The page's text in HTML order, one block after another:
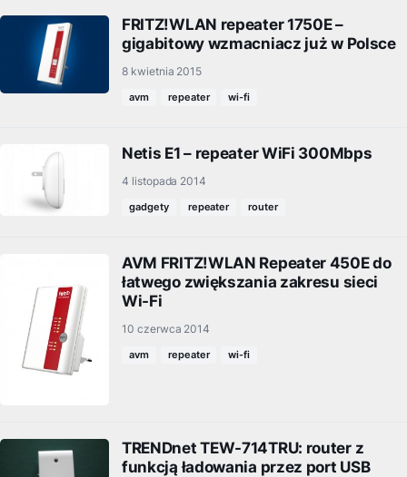
FRITZ!WLAN repeater 1750E –
gigabitowy wzmacniacz już w Polsce
8 kwietnia 2015
avm repeater wi-fi
Netis E1 – repeater WiFi 300Mbps
4 listopada 2014
gadgety repeater router
AVM FRITZ!WLAN Repeater 450E do
łatwego zwiększania zakresu sieci
Wi-Fi
10 czerwca 2014
avm repeater wi-fi
TRENDnet TEW-714TRU: router z
funkcją ładowania przez port USB